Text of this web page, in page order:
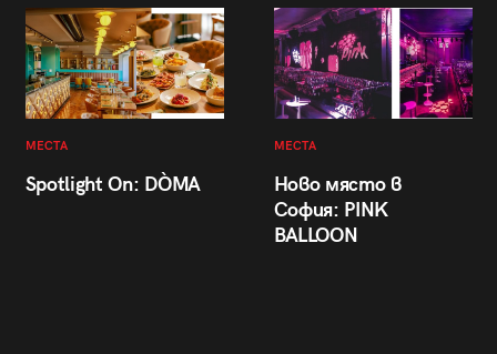
МЕСТА
Spotlight On: DÒMA
МЕСТА
Ново място в
София: PINK
BALLOON